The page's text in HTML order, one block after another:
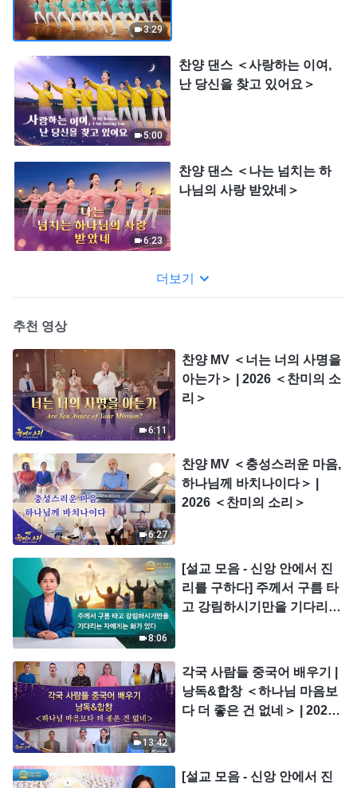
3:29
5:00
찬양 댄스 ＜사랑하는 이여,
난 당신을 찾고 있어요＞
6:23
찬양 댄스 ＜나는 넘치는 하
나님의 사랑 받았네＞
더보기
추천 영상
6:11
찬양 MV ＜너는 너의 사명을
아는가＞ | 2026 ＜찬미의 소
리＞
6:27
찬양 MV ＜충성스러운 마음,
하나님께 바치나이다＞ |
2026 ＜찬미의 소리＞
8:06
[설교 모음 - 신앙 안에서 진
리를 구하다] 주께서 구름 타
고 강림하시기만을 기다리는
13:42
각국 사람들 중국어 배우기 |
낭독&합창 ＜하나님 마음보
다 더 좋은 건 없네＞ | 2026
[설교 모음 - 신앙 안에서 진